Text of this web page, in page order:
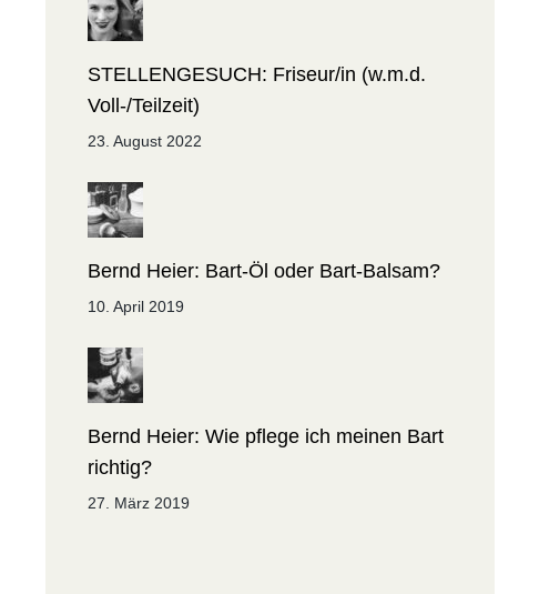
STELLENGESUCH: Friseur/in (w.m.d.
Voll-/Teilzeit)
23. August 2022
Bernd Heier: Bart-Öl oder Bart-Balsam?
10. April 2019
Bernd Heier: Wie pflege ich meinen Bart
richtig?
27. März 2019